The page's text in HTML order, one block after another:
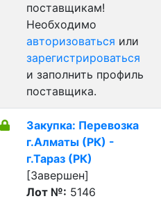
поставщикам!
Необходимо
авторизоваться или
зарегистрироваться
и заполнить профиль
поставщика.
Закупка: Перевозка
г.Алматы (РК) -
г.Тараз (РК)
[Завершен]
Лот №: 5146